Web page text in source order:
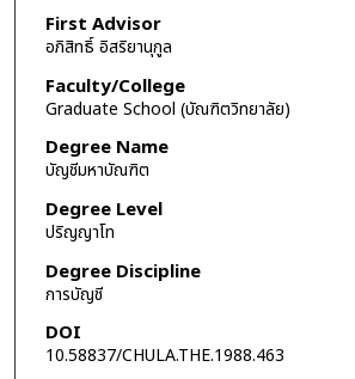
First Advisor
อภิสิทธิ์ อิสริยานุกูล
Faculty/College
Graduate School (บัณฑิตวิทยาลัย)
Degree Name
บัญชีมหาบัณฑิต
Degree Level
ปริญญาโท
Degree Discipline
การบัญชี
DOI
10.58837/CHULA.THE.1988.463